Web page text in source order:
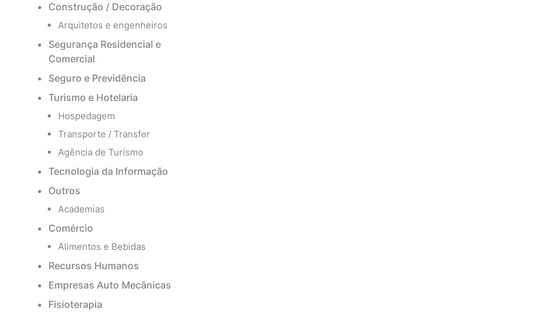
Construção / Decoração
Arquitetos e engenheiros
Segurança Residencial e
Comercial
Seguro e Previdência
Turismo e Hotelaria
Hospedagem
Transporte / Transfer
Agência de Turismo
Tecnologia da Informação
Outros
Academias
Comércio
Alimentos e Bebidas
Recursos Humanos
Empresas Auto Mecânicas
Fisioterapia